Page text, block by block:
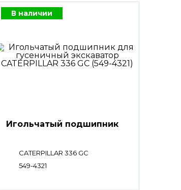
В наличии
Игольчатый подшипник
CATERPILLAR 336 GC
549-4321